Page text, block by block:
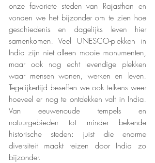
onze favoriete steden van Rajasthan en
vonden we het bijzonder om te zien hoe
geschiedenis en dagelijks leven hier
samenkomen. Veel UNESCO-plekken in
India zijn niet alleen mooie monumenten,
maar ook nog echt levendige plekken
waar mensen wonen, werken en leven.
Tegelijkertijd beseffen we ook telkens weer
hoeveel er nog te ontdekken valt in India.
Van eeuwenoude tempels en
natuurgebieden tot minder bekende
historische steden: juist die enorme
diversiteit maakt reizen door India zo
bijzonder.